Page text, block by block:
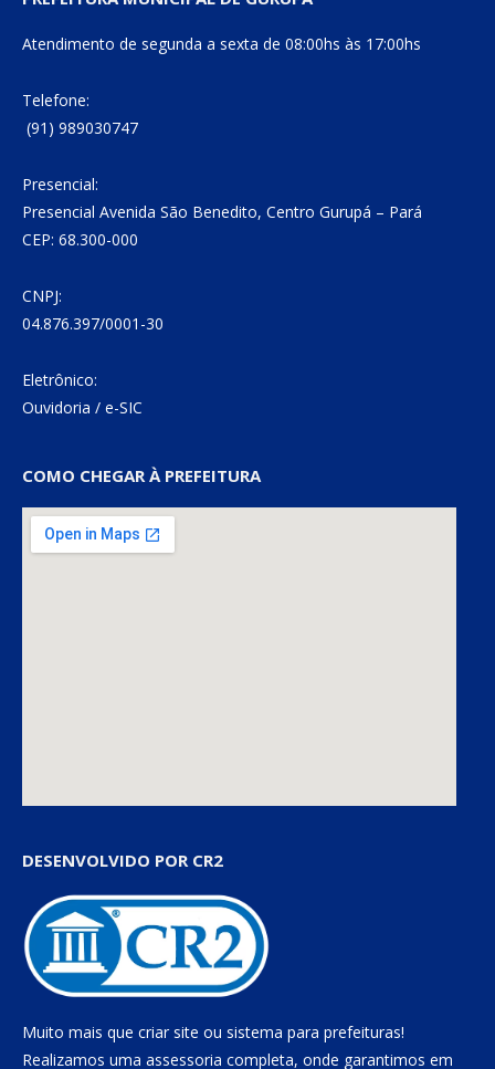
Atendimento de segunda a sexta de 08:00hs às 17:00hs
Telefone:
(91) 989030747
Presencial:
Presencial Avenida São Benedito, Centro Gurupá – Pará
CEP: 68.300-000
CNPJ:
04.876.397/0001-30
Eletrônico:
Ouvidoria / e-SIC
COMO CHEGAR À PREFEITURA
DESENVOLVIDO POR CR2
Muito mais que criar site ou sistema para prefeituras!
Realizamos uma assessoria completa, onde garantimos em